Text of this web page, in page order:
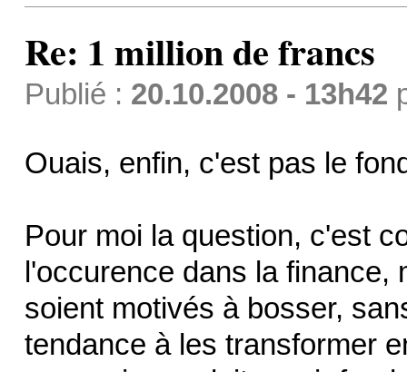
Re: 1 million de francs
Publié : 20.10.2008 - 13h42
Ouais, enfin, c'est pas le
Pour moi la question, c'est
l'occurence dans la
soient motivés à bosser,
tendance à les transformer